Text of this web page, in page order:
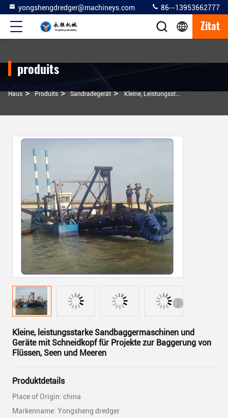
yongshengdredger@machineys.com 86--13953662777
Zitat
produits
Haus > Produits > Sandradegerät > Kleine, Leistungsstarke Sandbaggermaschinen Und Geräte Mit Schneidkopf Für Projekte Zur Baggerung Von Flüssen, Seen Und Meeren
Kleine, leistungsstarke Sandbaggermaschinen und
Geräte mit Schneidkopf für Projekte zur Baggerung von
Flüssen, Seen und Meeren
Produktdetails
Place of Origin: china
Markenname: Yongsheng dredger